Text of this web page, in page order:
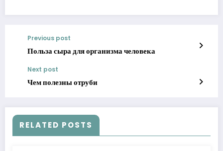
Previous post
Польза сыра для организма человека
Next post
Чем полезны отруби
RELATED POSTS